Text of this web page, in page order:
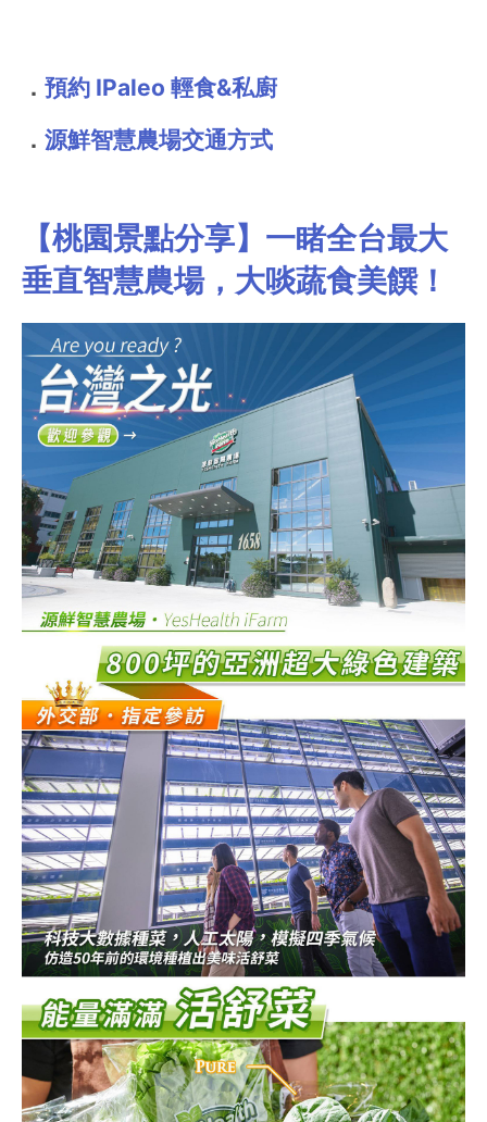
． 預約 IPaleo 輕食&私廚
． 源鮮智慧農場交通方式
【桃園景點分享】一睹全台最大
垂直智慧農場，大啖蔬食美饌！